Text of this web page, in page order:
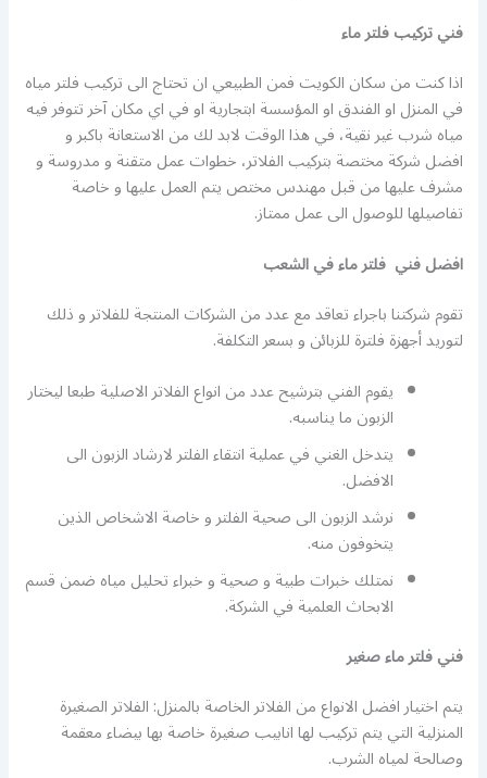
فني تركيب فلتر ماء
اذا كنت من سكان الكويت فمن الطبيعي ان تحتاج الى تركيب فلتر مياه
في المنزل او الفندق او المؤسسة ابتجارية او في اي مكان آخر تتوفر فيه
مياه شرب غير نقية، في هذا الوقت لابد لك من الاستعانة باكبر و
افضل شركة مختصة بتركيب الفلاتر، خطوات عمل متقنة و مدروسة و
مشرف عليها من قبل مهندس مختص يتم العمل عليها و خاصة
تفاصيلها للوصول الى عمل ممتاز.
افضل فني فلتر ماء في الشعب
تقوم شركتنا باجراء تعاقد مع عدد من الشركات المنتجة للفلاتر و ذلك
لتوريد أجهزة فلترة للزبائن و بسعر التكلفة.
يقوم الفني بترشيح عدد من انواع الفلاتر الاصلية طبعا ليختار
الزبون ما يناسبه.
يتدخل الغني في عملية انتقاء الفلتر لارشاد الزبون الى
الافضل.
نرشد الزبون الى صحية الفلتر و خاصة الاشخاص الذين
يتخوفون منه.
نمتلك خبرات طبية و صحية و خبراء تحليل مياه ضمن قسم
الابحاث العلمية في الشركة.
فني فلتر ماء صغير
يتم اختيار افضل الانواع من الفلاتر الخاصة بالمنزل: الفلاتر الصغيرة
المنزلية التي يتم تركيب لها انابيب صغيرة خاصة بها بيضاء معقمة
وصالحة لمياه الشرب.